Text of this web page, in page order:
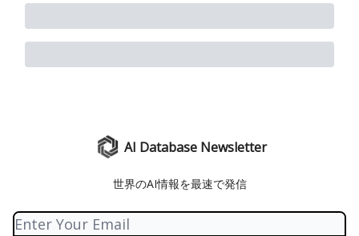
AI Database Newsletter
世界のAI情報を最速で発信